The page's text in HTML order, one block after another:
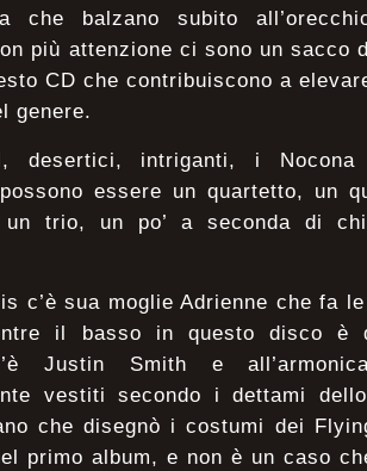
che balzano subito
più attenzione ci sono un sacco
CD che contribuiscono a
genere.
desertici, intriganti, i Nocona
essere un quartetto, un
un trio, un po’ a seconda di
c’è sua moglie Adrienne che fa
il basso in questo disco è
Justin Smith e
vestiti secondo i dettami
che disegnò i costumi dei
primo album, e non è un caso